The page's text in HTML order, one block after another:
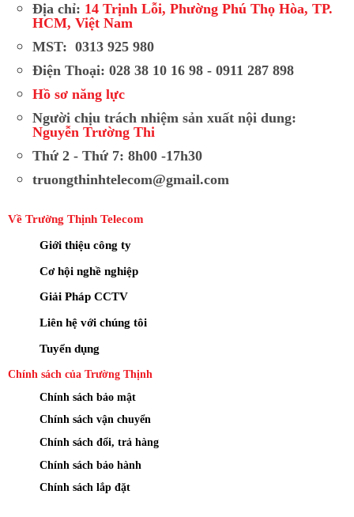
Địa chỉ: 14 Trịnh Lỗi, Phường Phú Thọ Hòa, TP.
HCM, Việt Nam
MST: 0313 925 980
Điện Thoại: 028 38 10 16 98 - 0911 287 898
Hồ sơ năng lực
Người chịu trách nhiệm sản xuất nội dung:
Nguyễn Trường Thi
Thứ 2 - Thứ 7: 8h00 -17h30
truongthinhtelecom@gmail.com
Về Trường Thịnh Telecom
Giới thiệu công ty
Cơ hội nghề nghiệp
Giải Pháp CCTV
Liên hệ với chúng tôi
Tuyển dụng
Chính sách của Trường Thịnh
Chính sách bảo mật
Chính sách vận chuyển
Chính sách đổi, trả hàng
Chính sách bảo hành
Chính sách lắp đặt